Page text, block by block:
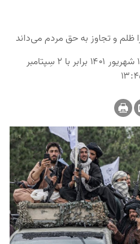
ظلم و تجاوز به حق مردم می‌داند
جمعه ۱۱ شهریور ۱۴۰۱ برابر با ۲ سِپتامبر